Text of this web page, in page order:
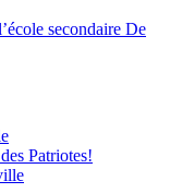
secondaire De
Patriotes!